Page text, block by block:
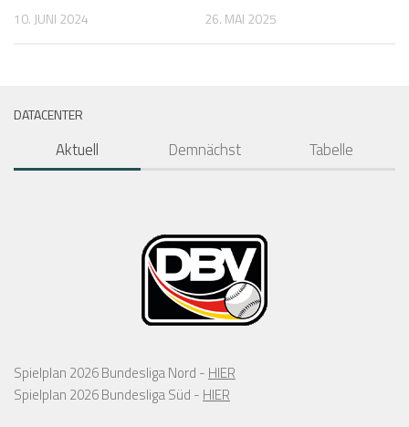
10. JUNI 2024 26. MAI 2025
DATACENTER
Aktuell Demnächst Tabelle
Spielplan 2026 Bundesliga Nord - HIER
Spielplan 2026 Bundesliga Süd - HIER